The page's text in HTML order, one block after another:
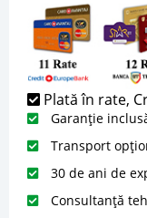
Plată în rate,
Garanție
Transport
30 de ani de
Consultanță